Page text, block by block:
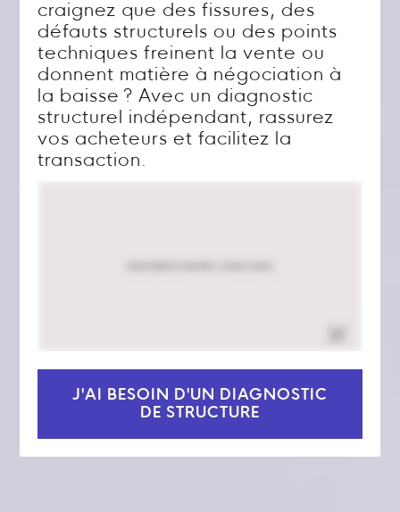
craignez que des fissures, des
défauts structurels ou des points
techniques freinent la vente ou
donnent matière à négociation à
la baisse ? Avec un diagnostic
structurel indépendant, rassurez
vos acheteurs et facilitez la
transaction.
J'AI BESOIN D'UN DIAGNOSTIC
DE STRUCTURE